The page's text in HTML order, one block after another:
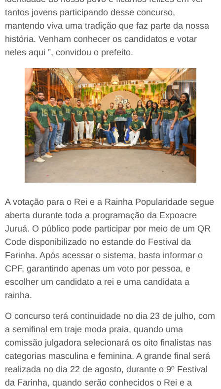
tantos jovens participando desse concurso,
mantendo viva uma tradição que faz parte da nossa
história. Venham conhecer os candidatos e votar
neles aqui ”, convidou o prefeito.
A votação para o Rei e a Rainha Popularidade segue
aberta durante toda a programação da Expoacre
Juruá. O público pode participar por meio de um QR
Code disponibilizado no estande do Festival da
Farinha. Após acessar o sistema, basta informar o
CPF, garantindo apenas um voto por pessoa, e
escolher um candidato a rei e uma candidata a
rainha.
O concurso terá continuidade no dia 23 de julho, com
a semifinal em traje moda praia, quando uma
comissão julgadora selecionará os oito finalistas nas
categorias masculina e feminina. A grande final será
realizada no dia 22 de agosto, durante o 9º Festival
da Farinha, quando serão conhecidos o Rei e a